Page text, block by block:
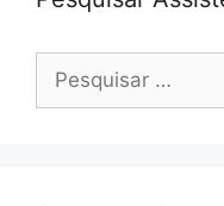
Pesquisar